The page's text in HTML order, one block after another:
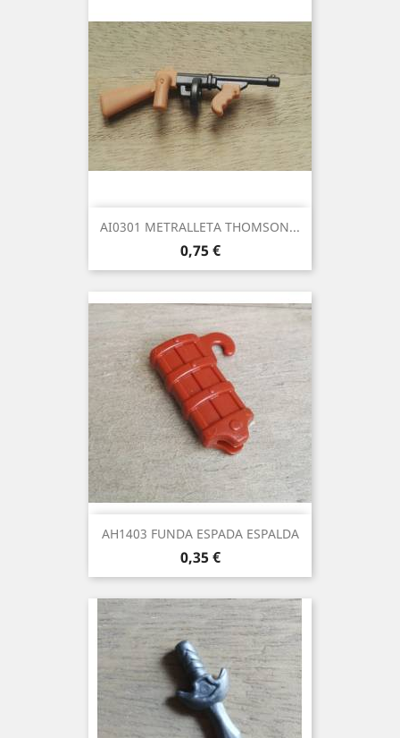
AI0301 METRALLETA THOMSON...
Precio
0,75 €
AH1403 FUNDA ESPADA ESPALDA
Precio
0,35 €